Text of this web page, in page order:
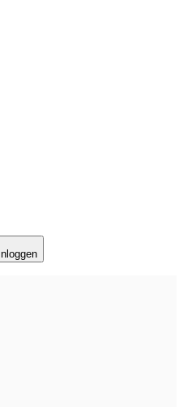
Inloggen